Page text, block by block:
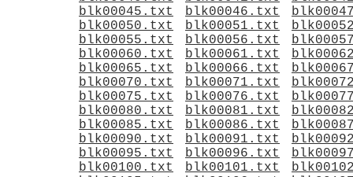
blk00045.txt
blk00046.txt
blk00050.txt
blk00051.txt
blk00055.txt
blk00056.txt
blk00060.txt
blk00061.txt
blk00065.txt
blk00066.txt
blk00070.txt
blk00071.txt
blk00075.txt
blk00076.txt
blk00080.txt
blk00081.txt
blk00085.txt
blk00086.txt
blk00090.txt
blk00091.txt
blk00095.txt
blk00096.txt
blk00100.txt
blk00101.txt